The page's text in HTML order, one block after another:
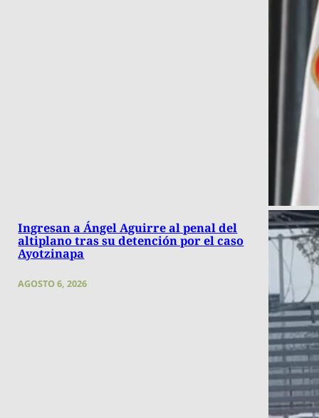
Ingresan a Ángel Aguirre al penal del
altiplano tras su detención por el caso
Ayotzinapa
AGOSTO 6, 2026